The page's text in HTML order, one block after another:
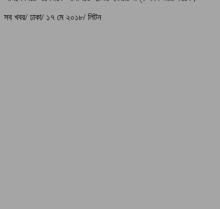
সব খবর/ ঢাকা/ ১৭ মে ২০১৮/ লিটন